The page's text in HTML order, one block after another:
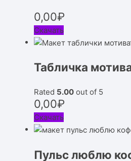
0,00₽
Скачать
Табличка
Rated 5.00 out of 5
0,00₽
Скачать
Пульс люблю